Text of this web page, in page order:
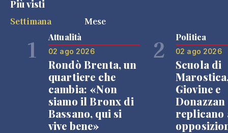
Più visti
Settimana
Mese
1 Attualità
02 ago 2026
Rondò Brenta, un
quartiere che
cambia: «Non
siamo il Bronx di
Bassano, qui si
vive bene»
2 Politica
02 ago 2026
Scuola di
Giovine e
Donazzan
replicano